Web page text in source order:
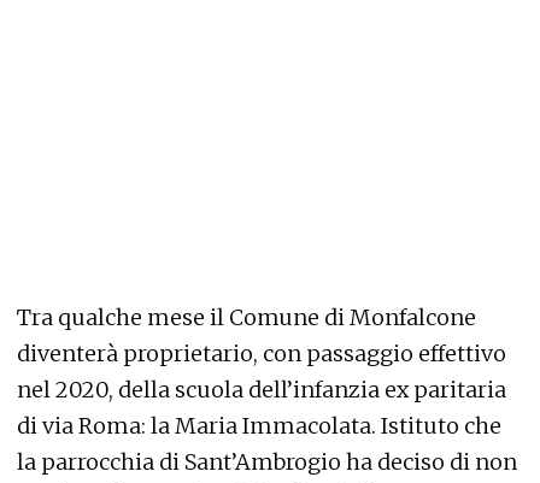
Tra qualche mese il Comune di Monfalcone
diventerà proprietario, con passaggio effettivo
nel 2020, della scuola dell’infanzia ex paritaria
di via Roma: la Maria Immacolata. Istituto che
la parrocchia di Sant’Ambrogio ha deciso di non